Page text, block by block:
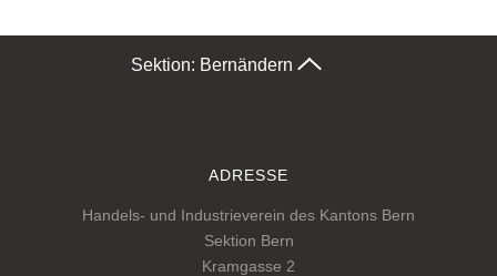
Sektion: Bernändern
ADRESSE
Handels- und Industrieverein des Kantons Bern
Sektion Bern
Kramgasse 2